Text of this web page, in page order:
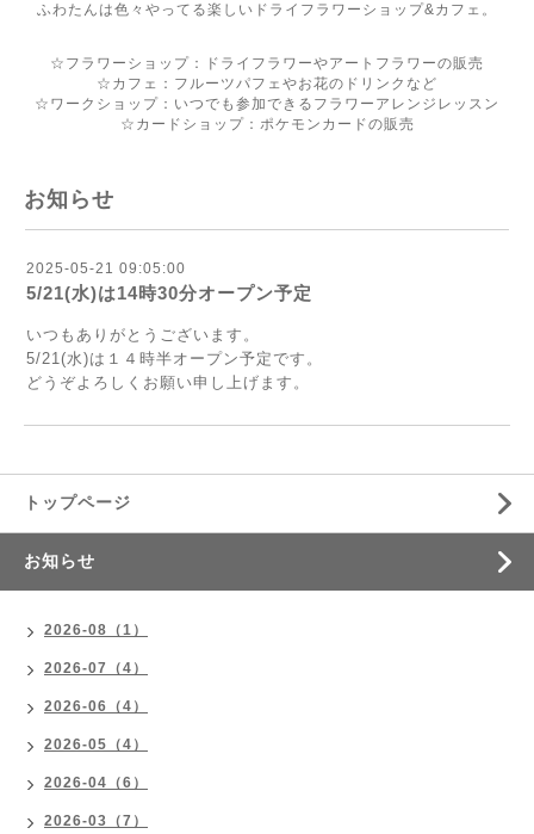
ふわたんは色々やってる楽しいドライフラワーショップ&カフェ。
☆フラワーショップ：ドライフラワーやアートフラワーの販売
☆カフェ：フルーツパフェやお花のドリンクなど
☆ワークショップ：いつでも参加できるフラワーアレンジレッスン
☆カードショップ：ポケモンカードの販売
お知らせ
2025-05-21 09:05:00
5/21(水)は14時30分オープン予定
いつもありがとうございます。
5/21(水)は１４時半オープン予定です。
どうぞよろしくお願い申し上げます。
トップページ
お知らせ
2026-08（1）
2026-07（4）
2026-06（4）
2026-05（4）
2026-04（6）
2026-03（7）